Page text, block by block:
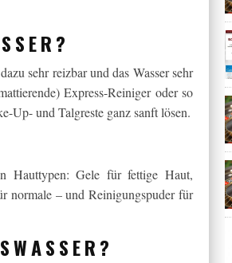
sehr reizbar und das Wasser sehr
Express-Reiniger oder so
Up- und Talgreste ganz sanft lösen.
Hauttypen: Gele für fettige Haut,
normale – und Reinigungspuder für